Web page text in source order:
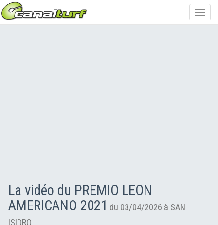
La vidéo du PREMIO LEON
AMERICANO 2021 du 03/04/2026 à SAN
ISIDRO